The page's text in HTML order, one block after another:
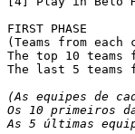
FIRST PHASE
(Teams from
The top 10
The last 5 teams
(As equipes de
Os 10 primeiros
As 5 últimas